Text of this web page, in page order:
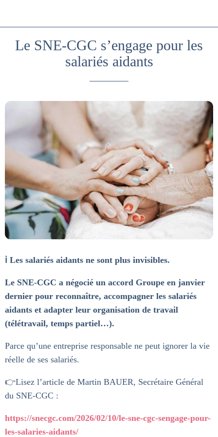
Le SNE-CGC s’engage pour les
salariés aidants
ℹ️ Les salariés aidants ne sont plus invisibles.
Le SNE-CGC a négocié un accord Groupe en janvier
dernier pour reconnaître, accompagner les salariés
aidants et adapter leur organisation de travail
(télétravail, temps partiel…).
Parce qu’une entreprise responsable ne peut ignorer la vie
réelle de ses salariés.
👉Lisez l’article de Martin BAUER, Secrétaire Général
du SNE-CGC :
https://snecgc.com/2026/02/10/le-sne-cgc-sengage-pour-
les-salaries-aidants/